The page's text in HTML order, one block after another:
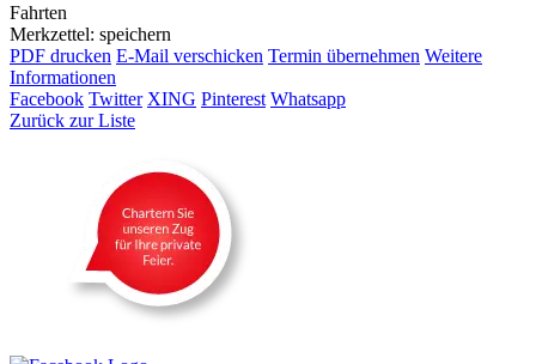
Fahrten
Merkzettel: speichern
PDF drucken E-Mail verschicken Termin übernehmen Weitere
Informationen
Facebook Twitter XING Pinterest Whatsapp
Zurück zur Liste